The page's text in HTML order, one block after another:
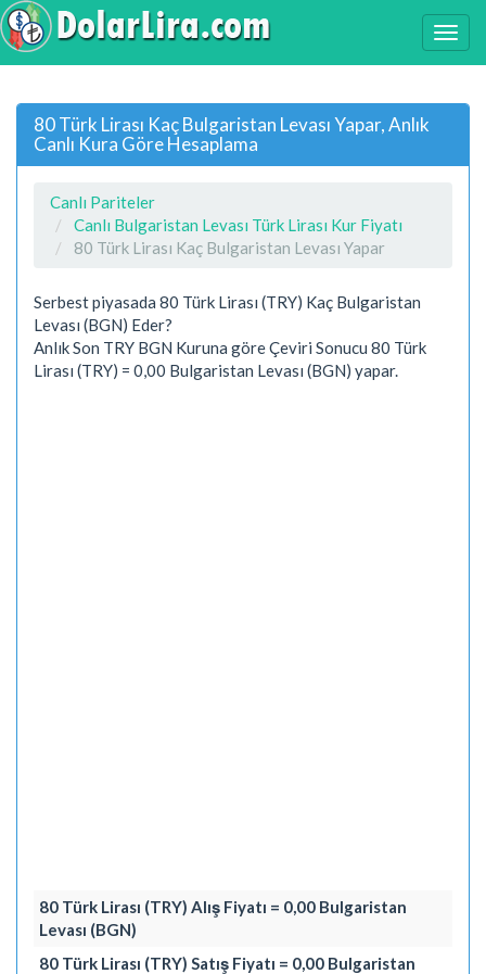
80 Türk Lirası Kaç Bulgaristan Levası Yapar, Anlık
Canlı Kura Göre Hesaplama
Canlı Pariteler
Canlı Bulgaristan Levası Türk Lirası Kur Fiyatı
80 Türk Lirası Kaç Bulgaristan Levası Yapar
Serbest piyasada 80 Türk Lirası (TRY) Kaç Bulgaristan
Levası (BGN) Eder?
Anlık Son TRY BGN Kuruna göre Çeviri Sonucu 80 Türk
Lirası (TRY) = 0,00 Bulgaristan Levası (BGN) yapar.
80 Türk Lirası (TRY) Alış Fiyatı = 0,00 Bulgaristan
Levası (BGN)
80 Türk Lirası (TRY) Satış Fiyatı = 0,00 Bulgaristan